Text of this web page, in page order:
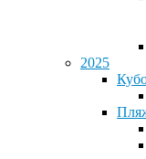
2025